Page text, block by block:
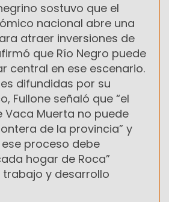
sostuvo que el
nacional abre una
atraer inversiones de
que Río Negro puede
central en ese escenario.
difundidas por su
Fullone señaló que “el
Vaca Muerta no puede
de la provincia” y
proceso debe
hogar de Roca”
y desarrollo